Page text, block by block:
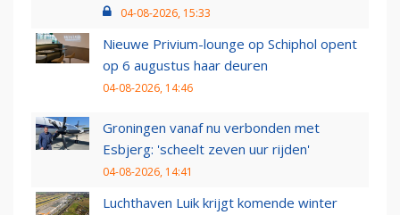
04-08-2026, 15:33
Nieuwe Privium-lounge op Schiphol opent
op 6 augustus haar deuren
04-08-2026, 14:46
Groningen vanaf nu verbonden met
Esbjerg: 'scheelt zeven uur rijden'
04-08-2026, 14:41
Luchthaven Luik krijgt komende winter